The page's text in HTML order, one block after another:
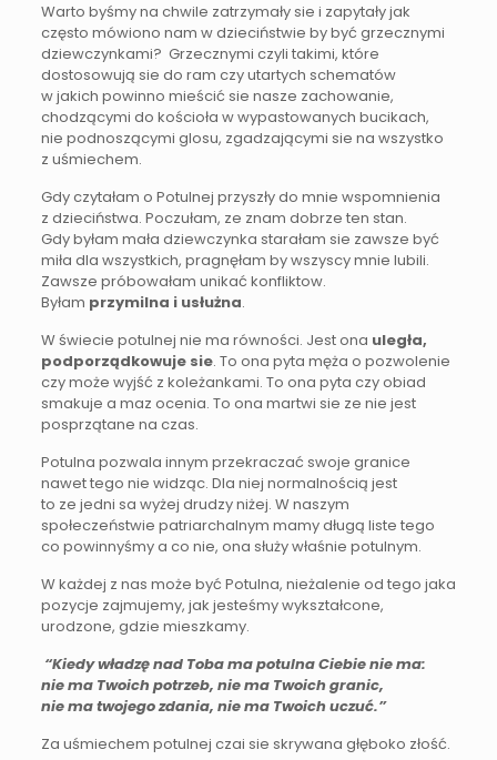
Warto byśmy na chwile zatrzymały sie i zapytały jak
często mówiono nam w dzieciństwie by być grzecznymi
dziewczynkami? Grzecznymi czyli takimi, które
dostosowują sie do ram czy utartych schematów
w jakich powinno mieścić sie nasze zachowanie,
chodzącymi do kościoła w wypastowanych bucikach,
nie podnoszącymi glosu, zgadzającymi sie na wszystko
z uśmiechem.
Gdy czytałam o Potulnej przyszły do mnie wspomnienia
z dzieciństwa. Poczułam, ze znam dobrze ten stan.
Gdy byłam mała dziewczynka starałam sie zawsze być
miła dla wszystkich, pragnęłam by wszyscy mnie lubili.
Zawsze próbowałam unikać konfliktow.
Byłam przymilna i usłużna.
W świecie potulnej nie ma równości. Jest ona uległa,
podporządkowuje sie. To ona pyta męża o pozwolenie
czy może wyjść z koleżankami. To ona pyta czy obiad
smakuje a maz ocenia. To ona martwi sie ze nie jest
posprzątane na czas.
Potulna pozwala innym przekraczać swoje granice
nawet tego nie widząc. Dla niej normalnością jest
to ze jedni sa wyżej drudzy niżej. W naszym
społeczeństwie patriarchalnym mamy długą liste tego
co powinnyśmy a co nie, ona służy właśnie potulnym.
W każdej z nas może być Potulna, nieżalenie od tego jaka
pozycje zajmujemy, jak jesteśmy wykształcone,
urodzone, gdzie mieszkamy.
“Kiedy władzę nad Toba ma potulna Ciebie nie ma:
nie ma Twoich potrzeb, nie ma Twoich granic,
nie ma twojego zdania, nie ma Twoich uczuć.”
Za uśmiechem potulnej czai sie skrywana głęboko złość.